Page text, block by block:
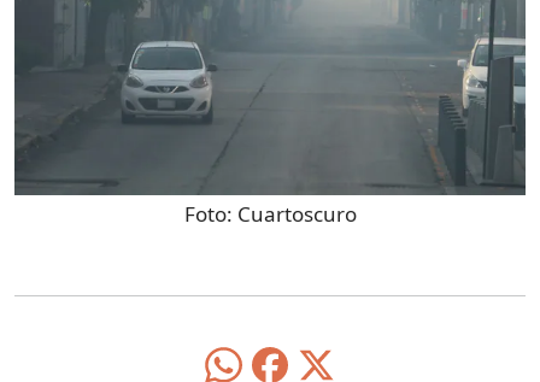
Foto: Cuartoscuro